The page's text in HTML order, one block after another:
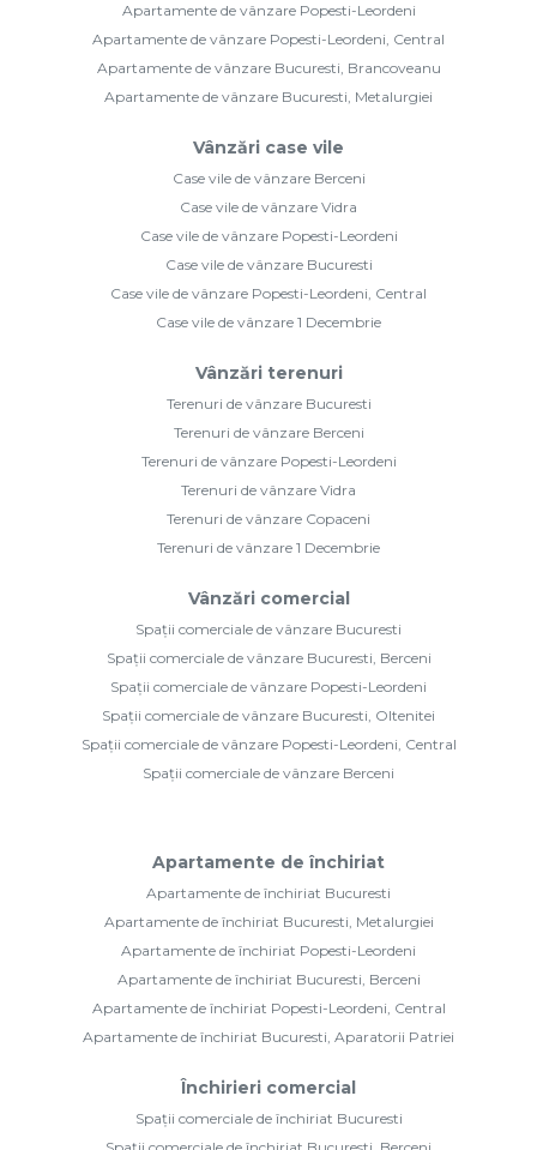
Apartamente de vânzare Popesti-Leordeni
Apartamente de vânzare Popesti-Leordeni, Central
Apartamente de vânzare Bucuresti, Brancoveanu
Apartamente de vânzare Bucuresti, Metalurgiei
Vânzări case vile
Case vile de vânzare Berceni
Case vile de vânzare Vidra
Case vile de vânzare Popesti-Leordeni
Case vile de vânzare Bucuresti
Case vile de vânzare Popesti-Leordeni, Central
Case vile de vânzare 1 Decembrie
Vânzări terenuri
Terenuri de vânzare Bucuresti
Terenuri de vânzare Berceni
Terenuri de vânzare Popesti-Leordeni
Terenuri de vânzare Vidra
Terenuri de vânzare Copaceni
Terenuri de vânzare 1 Decembrie
Vânzări comercial
Spații comerciale de vânzare Bucuresti
Spații comerciale de vânzare Bucuresti, Berceni
Spații comerciale de vânzare Popesti-Leordeni
Spații comerciale de vânzare Bucuresti, Oltenitei
Spații comerciale de vânzare Popesti-Leordeni, Central
Spații comerciale de vânzare Berceni
Apartamente de închiriat
Apartamente de închiriat Bucuresti
Apartamente de închiriat Bucuresti, Metalurgiei
Apartamente de închiriat Popesti-Leordeni
Apartamente de închiriat Bucuresti, Berceni
Apartamente de închiriat Popesti-Leordeni, Central
Apartamente de închiriat Bucuresti, Aparatorii Patriei
Închirieri comercial
Spații comerciale de închiriat Bucuresti